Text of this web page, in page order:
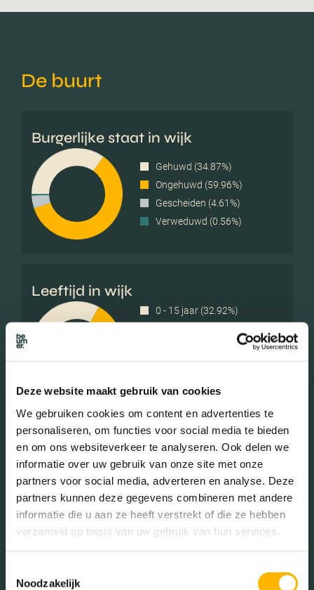
Deze website maakt gebruik van cookies
We gebruiken cookies om content en advertenties te
personaliseren, om functies voor social media te bieden
en om ons websiteverkeer te analyseren. Ook delen we
informatie over uw gebruik van onze site met onze
partners voor social media, adverteren en analyse. Deze
partners kunnen deze gegevens combineren met andere
informatie die u aan ze heeft verstrekt of die ze hebben
verzameld op basis van uw gebruik van hun services.
Noodzakelijk
De buurt
Burgerlijke staat in wijk
Gehuwd (34.87%)
Ongehuwd (59.96%)
Gescheiden (4.61%)
Verweduwd (0.56%)
Leeftijd in wijk
0 - 15 jaar (32.92%)
25 - 45 jaar (40.22%)
45 - 65 jaar (15.96%)
Geslacht
Vrouwen (50.73%)